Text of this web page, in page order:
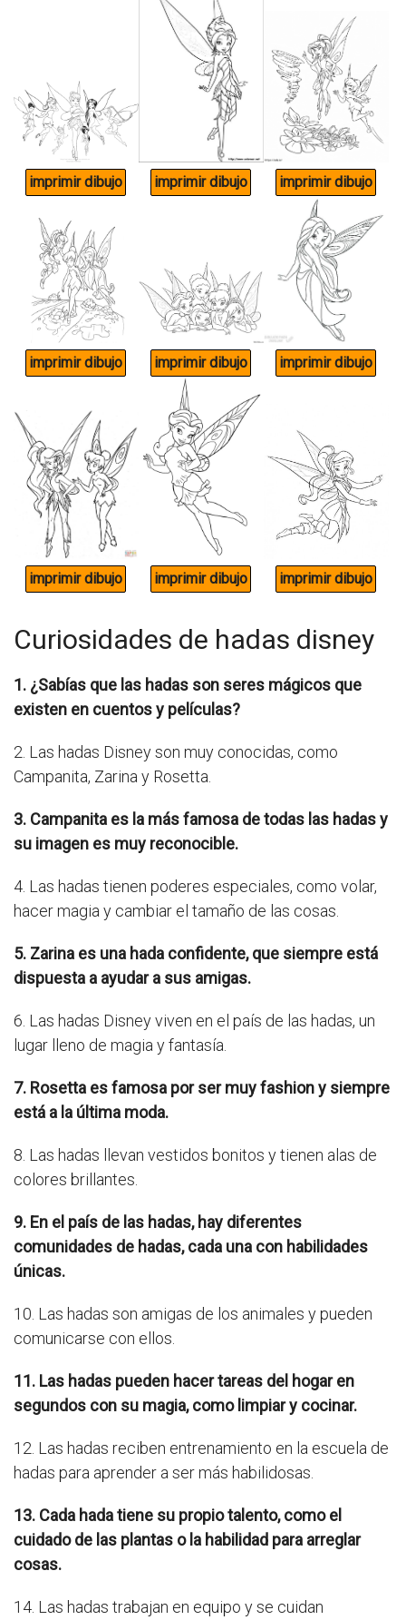
Curiosidades de hadas disney
1. ¿Sabías que las hadas son seres mágicos que
existen en cuentos y películas?
2. Las hadas Disney son muy conocidas, como
Campanita, Zarina y Rosetta.
3. Campanita es la más famosa de todas las hadas y
su imagen es muy reconocible.
4. Las hadas tienen poderes especiales, como volar,
hacer magia y cambiar el tamaño de las cosas.
5. Zarina es una hada confidente, que siempre está
dispuesta a ayudar a sus amigas.
6. Las hadas Disney viven en el país de las hadas, un
lugar lleno de magia y fantasía.
7. Rosetta es famosa por ser muy fashion y siempre
está a la última moda.
8. Las hadas llevan vestidos bonitos y tienen alas de
colores brillantes.
9. En el país de las hadas, hay diferentes
comunidades de hadas, cada una con habilidades
únicas.
10. Las hadas son amigas de los animales y pueden
comunicarse con ellos.
11. Las hadas pueden hacer tareas del hogar en
segundos con su magia, como limpiar y cocinar.
12. Las hadas reciben entrenamiento en la escuela de
hadas para aprender a ser más habilidosas.
13. Cada hada tiene su propio talento, como el
cuidado de las plantas o la habilidad para arreglar
cosas.
14. Las hadas trabajan en equipo y se cuidan